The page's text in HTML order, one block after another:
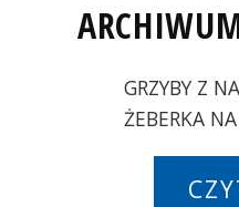
GRZYBY Z
ŻEBERKA